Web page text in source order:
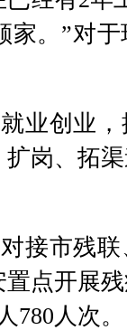
家。”对
业创业
岗、拓
接市残
点开展
人次。